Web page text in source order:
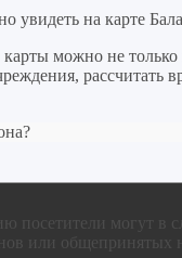
увидеть на карте
можно не
посетители могут в
или общепринятых